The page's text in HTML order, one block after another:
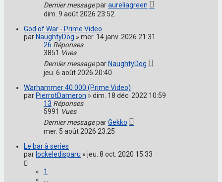
Dernier messageparaureliagreen
dim. 9 août 2026 23:52
God of War - Prime Video
parNaughtyDog » mer. 14 janv. 2026 21:31
26 Réponses
3851 Vues
Dernier messageparNaughtyDog
jeu. 6 août 2026 20:40
Warhammer 40 000 (Prime Video)
parPierrotDameron » dim. 18 déc. 2022 10:59
13 Réponses
5991 Vues
Dernier messageparGekko
mer. 5 août 2026 23:25
Le bar à series
parlockeledisparu » jeu. 8 oct. 2020 15:33
1